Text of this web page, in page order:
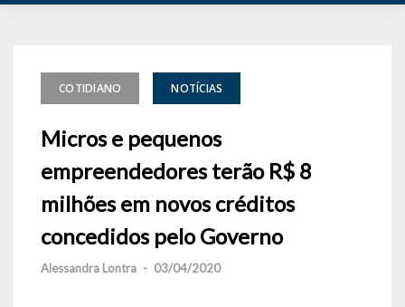
COTIDIANO NOTÍCIAS
Micros e pequenos
empreendedores terão R$ 8
milhões em novos créditos
concedidos pelo Governo
Alessandra Lontra - 03/04/2020